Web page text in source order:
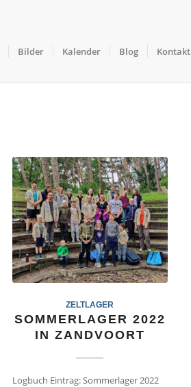
Bilder Kalender Blog Kontakt
ZELTLAGER
SOMMERLAGER 2022
IN ZANDVOORT
Logbuch Eintrag: Sommerlager 2022